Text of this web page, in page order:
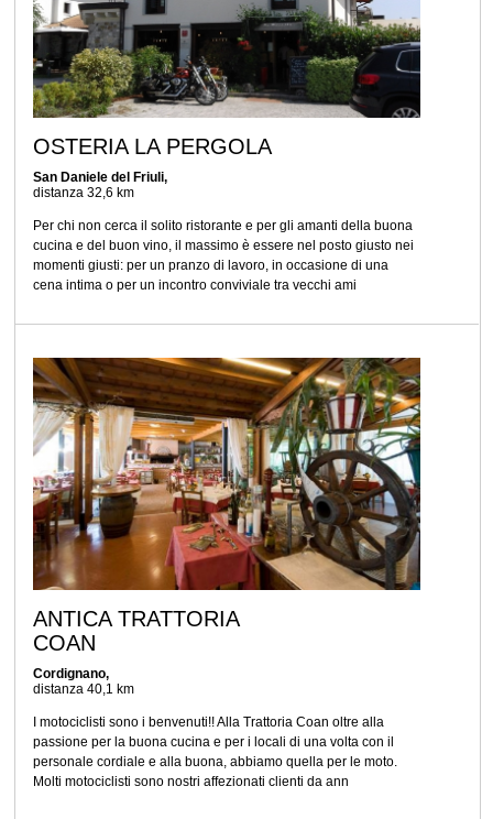
OSTERIA LA PERGOLA
San Daniele del Friuli,
distanza 32,6 km
Per chi non cerca il solito ristorante e per gli amanti della buona
cucina e del buon vino, il massimo è essere nel posto giusto nei
momenti giusti: per un pranzo di lavoro, in occasione di una
cena intima o per un incontro conviviale tra vecchi ami
ANTICA TRATTORIA
COAN
Cordignano,
distanza 40,1 km
I motociclisti sono i benvenuti!! Alla Trattoria Coan oltre alla
passione per la buona cucina e per i locali di una volta con il
personale cordiale e alla buona, abbiamo quella per le moto.
Molti motociclisti sono nostri affezionati clienti da ann